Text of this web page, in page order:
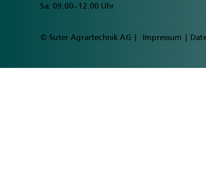
Sa: 09.00–12.00 Uhr
© Suter Agrartechnik AG | Impressum